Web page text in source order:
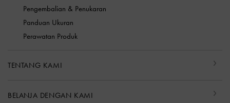
Pengembalian & Penukaran
Panduan Ukuran
Perawatan Produk
TENTANG KAMI
BELANJA DENGAN KAMI